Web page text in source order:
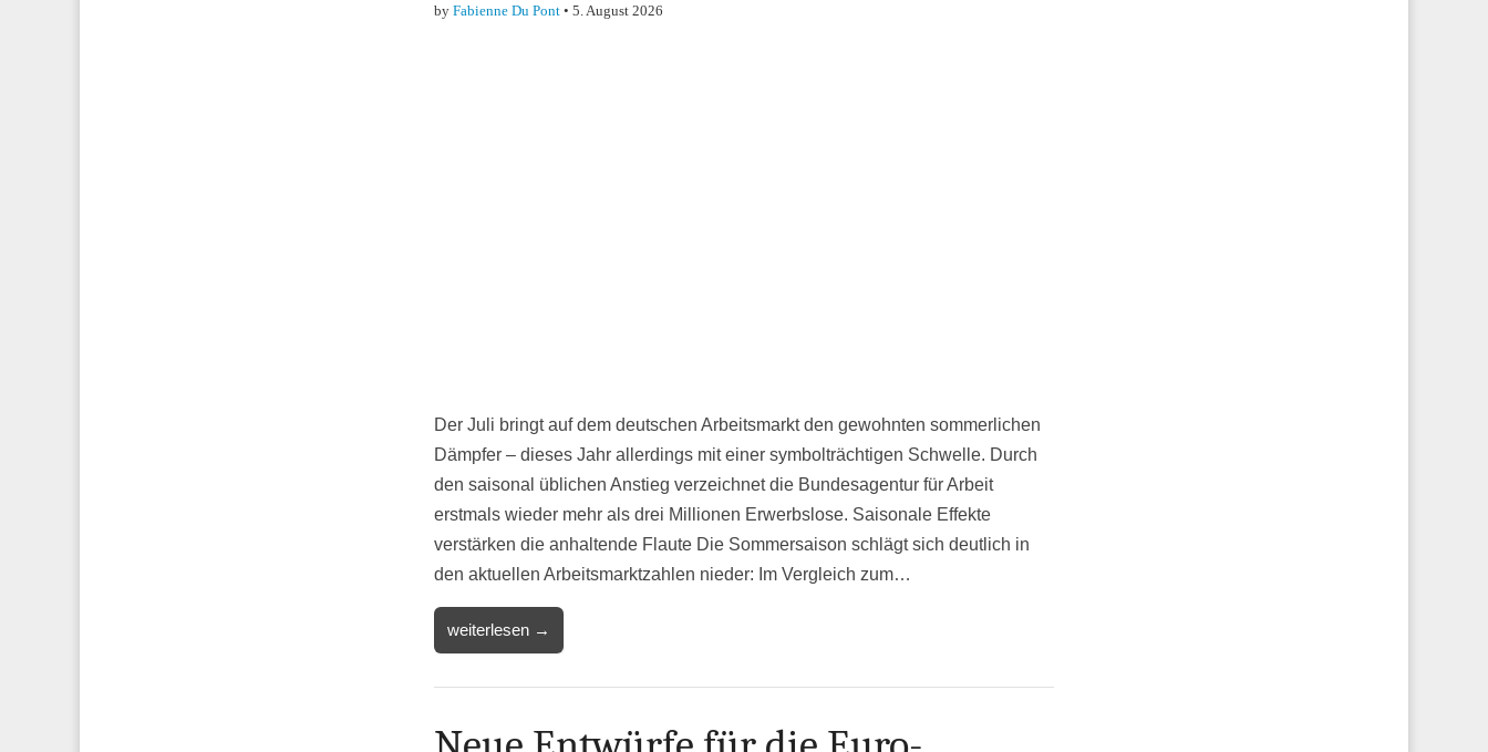
by Fabienne Du Pont • 5. August 2026
Der Juli bringt auf dem deutschen Arbeitsmarkt den gewohnten sommerlichen
Dämpfer – dieses Jahr allerdings mit einer symbolträchtigen Schwelle. Durch
den saisonal üblichen Anstieg verzeichnet die Bundesagentur für Arbeit
erstmals wieder mehr als drei Millionen Erwerbslose. Saisonale Effekte
verstärken die anhaltende Flaute Die Sommersaison schlägt sich deutlich in
den aktuellen Arbeitsmarktzahlen nieder: Im Vergleich zum…
weiterlesen →